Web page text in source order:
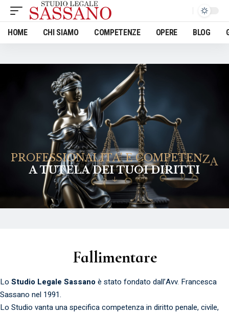
HOME CHI SIAMO COMPETENZE OPERE BLOG
PROFESSIONALITA' E COMPETENZA
A TUTELA DEI TUOI DIRITTI
↓
Fallimentare
Lo Studio Legale Sassano è stato fondato dall’Avv. Francesca
Sassano nel 1991.
Lo Studio vanta una specifica competenza in diritto penale, civile,